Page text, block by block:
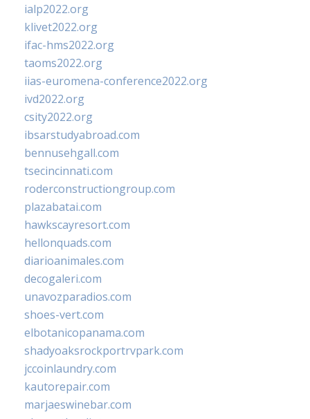
ialp2022.org
klivet2022.org
ifac-hms2022.org
taoms2022.org
iias-euromena-conference2022.org
ivd2022.org
csity2022.org
ibsarstudyabroad.com
bennusehgall.com
tsecincinnati.com
roderconstructiongroup.com
plazabatai.com
hawkscayresort.com
hellonquads.com
diarioanimales.com
decogaleri.com
unavozparadios.com
shoes-vert.com
elbotanicopanama.com
shadyoaksrockportrvpark.com
jccoinlaundry.com
kautorepair.com
marjaeswinebar.com